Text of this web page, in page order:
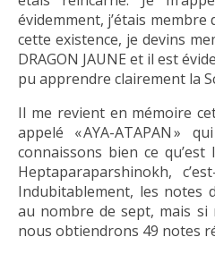
évidemment, j’étais membre
cette existence, je devins
DRAGON JAUNE et il est
pu apprendre clairement la
Il me revient en mémoire
appelé « AYA-ATAPAN »
connaissons bien ce qu’est
Heptaparaparshinokh,
Indubitablement, les notes
au nombre de sept, mais
nous obtiendrons 49 notes